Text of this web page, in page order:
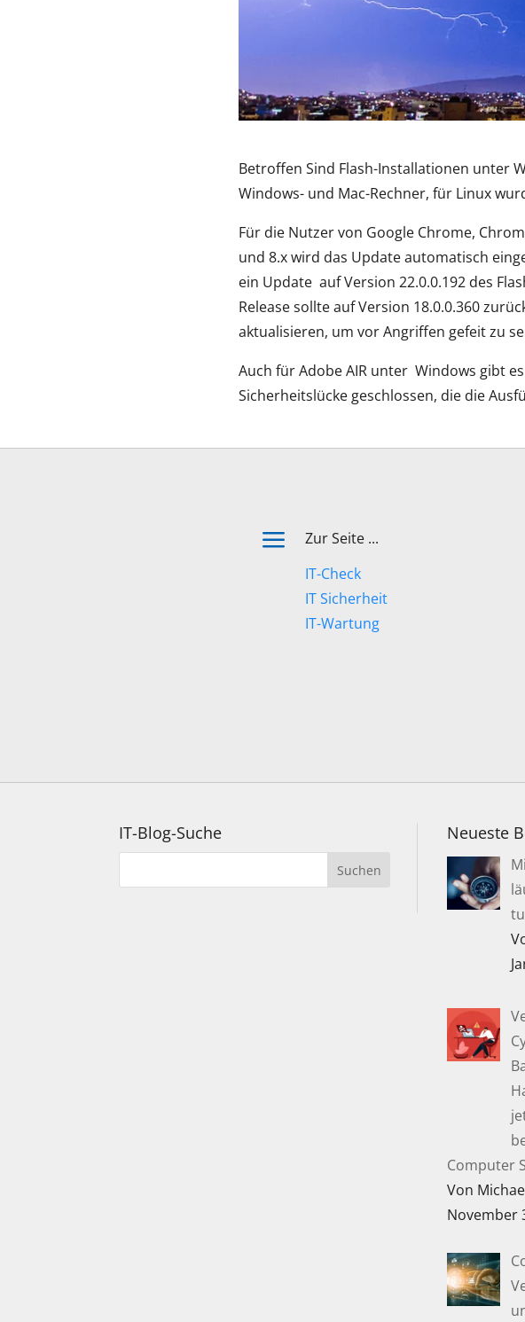
Betroffen Sind Flash-Installationen unter
Windows- und Mac-Rechner, für Linux
Für die Nutzer von Google Chrome,
und 8.x wird das Update automatisch
ein Update auf Version 22.0.0.192 des
Release sollte auf Version 18.0.0.360
aktualisieren, um vor Angriffen gefeit zu
Auch für Adobe AIR unter Windows gibt
Sicherheitslücke geschlossen, die die
a
Zur Seite ...
IT-Check
IT Sicherheit
IT-Wartung
IT-Blog-Suche Neueste
Computer
Von
November